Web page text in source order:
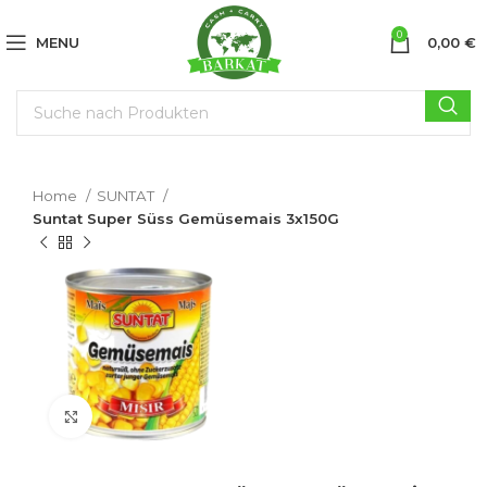
MENU 0 0,00 €
Home
SUNTAT
Suntat Super Süss Gemüsemais 3x150G
Click to enlarge